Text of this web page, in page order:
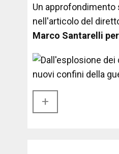
Un approfondimento
nell'articolo del
Marco Santarelli
+​